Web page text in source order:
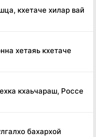
кхетаче хилар вай
хетаяь кхетаче
кхаьчараш, Россе
бахархой